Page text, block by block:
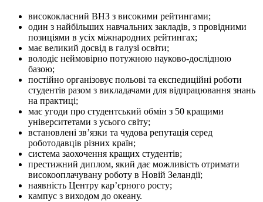
висококласний ВНЗ з високими рейтингами;
один з найбільших навчальних закладів, з провідними
позиціями в усіх міжнародних рейтингах;
має великий досвід в галузі освіти;
володіє неймовірно потужною науково-дослідною
базою;
постійно організовує польові та експедиційні роботи
студентів разом з викладачами для відпрацювання знань
на практиці;
має угоди про студентський обмін з 50 кращими
університетами з усього світу;
встановлені зв’язки та чудова репутація серед
роботодавців різних країн;
система заохочення кращих студентів;
престижний диплом, який дає можливість отримати
високооплачувану роботу в Новій Зеландії;
наявність Центру кар’єрного росту;
кампус з виходом до океану.